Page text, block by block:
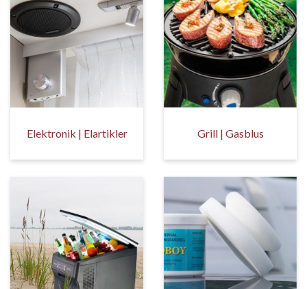
Elektronik | Elartikler Grill | Gasblus